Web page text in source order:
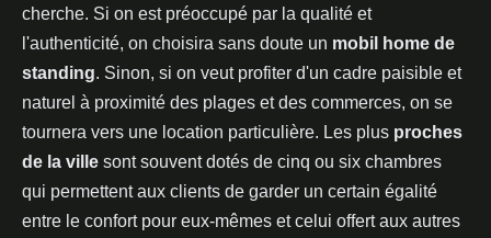
cherche. Si on est préoccupé par la qualité et
l'authenticité, on choisira sans doute un mobil home de
standing. Sinon, si on veut profiter d'un cadre paisible et
naturel à proximité des plages et des commerces, on se
tournera vers une location particulière. Les plus proches
de la ville sont souvent dotés de cinq ou six chambres
qui permettent aux clients de garder un certain égalité
entre le confort pour eux-mêmes et celui offert aux autres